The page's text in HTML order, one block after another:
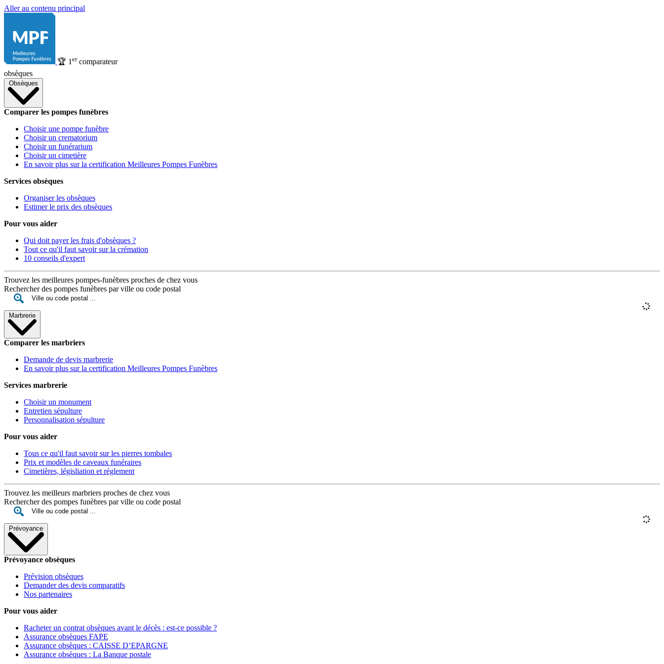
Aller au contenu principal
🏆 1 ercomparateur
obsèques
Obsèques
Comparer les pompes funèbres
Choisir une pompe funèbre
Choisir un crematorium
Choisir un funérarium
Choisir un cimetière
En savoir plus sur la certification Meilleures Pompes Funèbres
Services obsèques
Organiser les obsèques
Estimer le prix des obsèques
Pour vous aider
Qui doit payer les frais d'obsèques ?
Tout ce qu'il faut savoir sur la crémation
10 conseils d'expert
Trouvez les meilleures pompes-funèbres proches de chez vous
Rechercher des pompes funèbres par ville ou code postal
Marbrerie
Comparer les marbriers
Demande de devis marbrerie
En savoir plus sur la certification Meilleures Pompes Funèbres
Services marbrerie
Choisir un monument
Entretien sépulture
Personnalisation sépulture
Pour vous aider
Tous ce qu'il faut savoir sur les pierres tombales
Prix et modèles de caveaux funéraires
Cimetières, législiation et réglement
Trouvez les meilleurs marbriers proches de chez vous
Rechercher des pompes funèbres par ville ou code postal
Prévoyance
Prévoyance obsèques
Prévision obsèques
Demander des devis comparatifs
Nos partenaires
Pour vous aider
Racheter un contrat obsèques avant le décès : est-ce possible ?
Assurance obsèques FAPE
Assurance obsèques : CAISSE D’EPARGNE
Assurance obsèques : La Banque postale